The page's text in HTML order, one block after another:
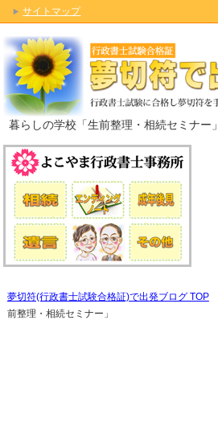
サイトマップ
暮らしの学校「生前整理・相続セミナー」
夢切符(行政書士試験合格証)で出発ブログ TOP
前整理・相続セミナー」